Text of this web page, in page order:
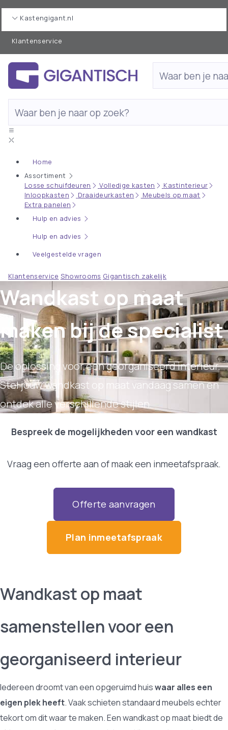
Kastengigant.nl
Klantenservice
Home
Assortiment
Losse schuifdeuren
Volledige kasten
Kastinterieur
Inloopkasten
Draaideurkasten
Meubels op maat
Extra panelen
Hulp en advies
Hulp en advies
Veelgestelde vragen
Klantenservice Showrooms Gigantisch zakelijk
Wandkast op maat
maken bij de specialist
De oplossing voor een georganiseerd interieur.
Stel jouw wandkast op maat vandaag samen en
ontdek alle verschillende stijlen.
Bespreek de mogelijkheden voor een wandkast
Vraag een offerte aan of maak een inmeetafspraak.
Offerte aanvragen
Plan inmeetafspraak
Wandkast op maat
samenstellen voor een
georganiseerd interieur
Iedereen droomt van een opgeruimd huiswaar alles een
eigen plek heeft. Vaak schieten standaard meubels echter
tekort om dit waar te maken. Een wandkast op maat biedt de